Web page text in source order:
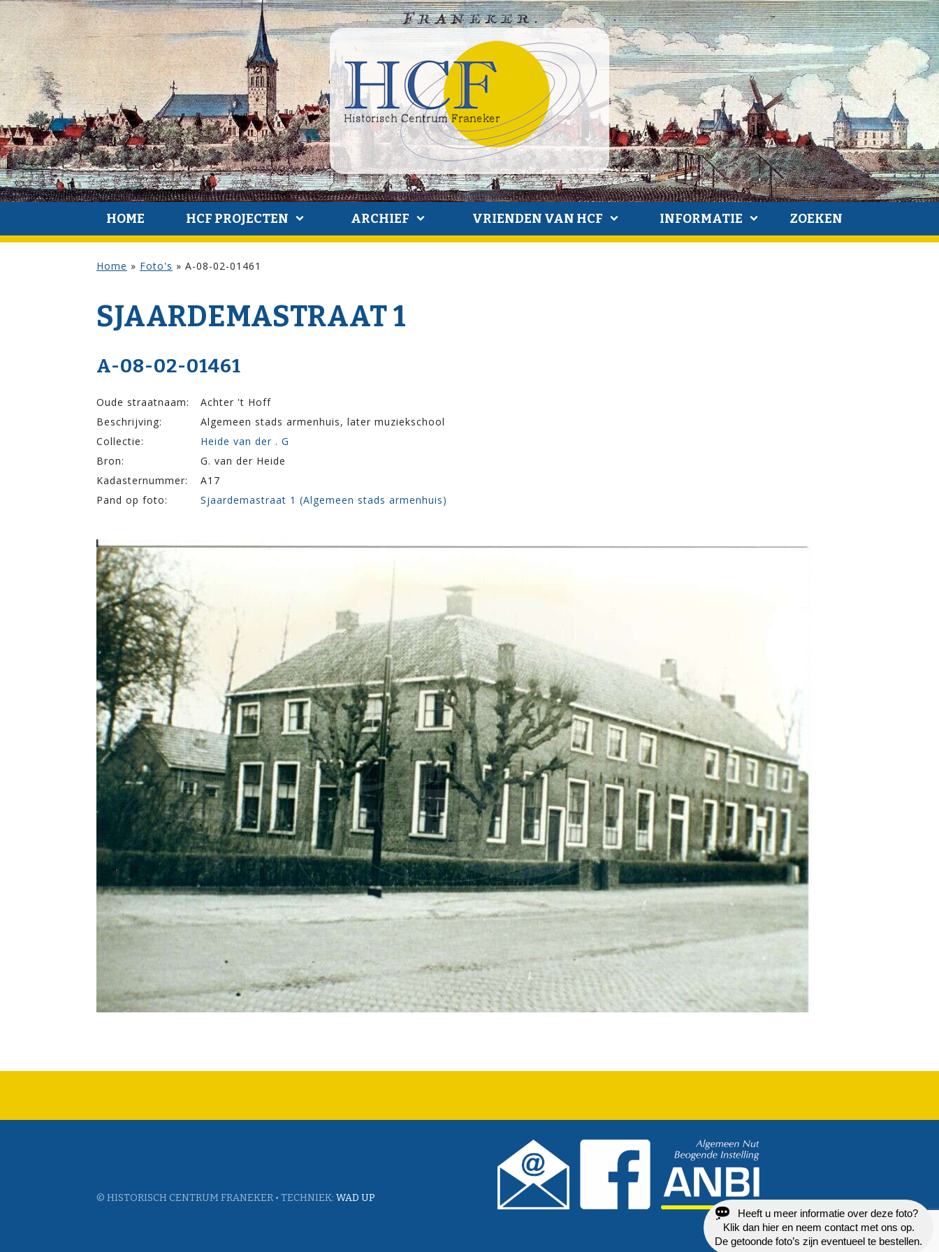
HOME HCF PROJECTEN ARCHIEF VRIENDEN VAN HCF INFORMATIE ZOEKEN
Home » Foto's » A-08-02-01461
SJAARDEMA­STRAAT 1
A-08-02-01461
Oude straatnaam:
Achter 't Hoff
Beschrijving:
Algemeen stads armenhuis, later muziekschool
Collectie:
Heide van der . G
Bron:
G. van der Heide
Kadasternummer:
A17
Pand op foto:
Sjaardemastraat 1 (Algemeen stads armenhuis)
© HISTORISCH CENTRUM FRANEKER • TECHNIEK: WAD UP
Heeft u meer informatie over deze foto?
Klik dan hier en neem contact met ons op.
De getoonde foto’s zijn eventueel te bestellen.